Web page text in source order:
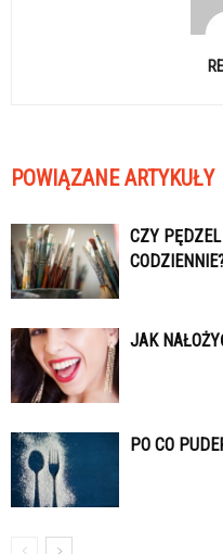
POWIĄZANE ARTYKUŁY
CZY
JAK
PO CO